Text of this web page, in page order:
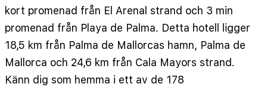
kort promenad från El Arenal strand och 3 min
promenad från Playa de Palma. Detta hotell ligger
18,5 km från Palma de Mallorcas hamn, Palma de
Mallorca och 24,6 km från Cala Mayors strand.
Känn dig som hemma i ett av de 178